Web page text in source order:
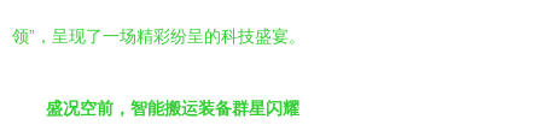
领”，呈现了一场精彩纷呈的科技盛宴。
盛况空前，智能搬运装备群星闪耀